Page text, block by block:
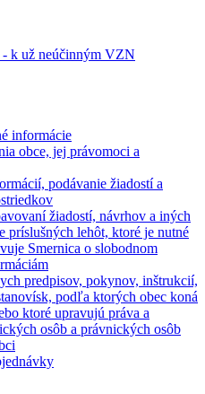
- k už neúčinným VZN
informácie
obce, jej právomoci a
podávanie žiadostí a
žiadostí, návrhov a iných
príslušných lehôt, ktoré je nutné
Smernica o slobodnom
predpisov, pokynov, inštrukcií,
podľa ktorých obec koná
ktoré upravujú práva a
osôb a právnických osôb